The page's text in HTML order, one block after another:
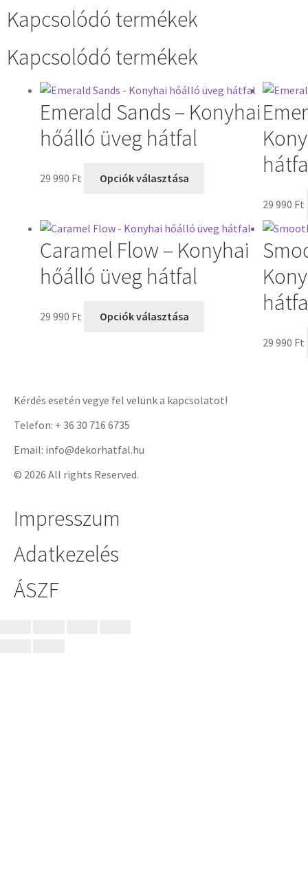
Kapcsolódó termékek
Kapcsolódó termékek
Emerald Sands – Konyhai
hőálló üveg hátfal
29 990 Ft Opciók választása
29 990 Ft
Caramel Flow – Konyhai
hőálló üveg hátfal
29 990 Ft Opciók választása
29 990 Ft
Kérdés esetén vegye fel velünk a kapcsolatot!
Telefon: + 36 30 716 6735
Email: info@dekorhatfal.hu
© 2026 All rights Reserved.
Impresszum
Adatkezelés
ÁSZF